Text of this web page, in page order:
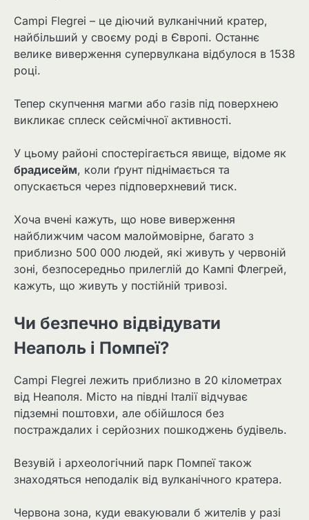
Campi Flegrei – це діючий вулканічний кратер,
найбільший у своєму роді в Європі. Останнє
велике виверження супервулкана відбулося в 1538
році.
Тепер скупчення магми або газів під поверхнею
викликає сплеск сейсмічної активності.
У цьому районі спостерігається явище, відоме як
брадисейм, коли ґрунт піднімається та
опускається через підповерхневий тиск.
Хоча вчені кажуть, що нове виверження
найближчим часом малоймовірне, багато з
приблизно 500 000 людей, які живуть у червоній
зоні, безпосередньо прилеглій до Кампі Флегрей,
кажуть, що живуть у постійній тривозі.
Чи безпечно відвідувати
Неаполь і Помпеї?
Campi Flegrei лежить приблизно в 20 кілометрах
від Неаполя. Місто на півдні Італії відчуває
підземні поштовхи, але обійшлося без
постраждалих і серйозних пошкоджень будівель.
Везувій і археологічний парк Помпеї також
знаходяться неподалік від вулканічного кратера.
Червона зона, куди евакуювали б жителів у разі